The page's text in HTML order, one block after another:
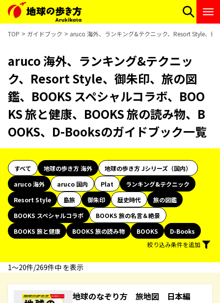
TOP ガイドブック aruco 海外、ランキング&テクニック、Resort Style、御
aruco 海外、ランキング&テクニッ
ク、Resort Style、御朱印、旅の図
鑑、BOOKS スペシャルコラボ、BOO
KS 旅と健康、BOOKS 旅の読み物、B
OOKS、D-Booksのガイドブック一覧
すべて 地球の歩き方 海外
地球の歩き方 Jシリーズ（国内）
aruco 海外
aruco 国内 Plat
ランキング&テクニック
Resort Style
島旅 御朱印 歴史時代
旅の図鑑
BOOKS スペシャルコラボ
BOOKS 旅の名言＆絶景
BOOKS 旅と健康
BOOKS 旅の読み物 BOOKS
D-Books
絞り込み条件を追加
1〜20件/269件中 を表示
地球のなぞり方 旅地図 日本編